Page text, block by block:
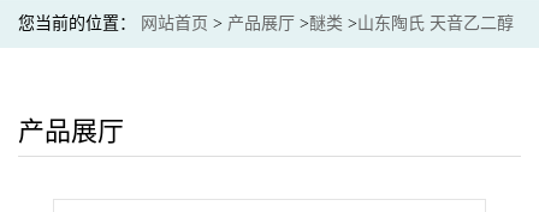
您当前的位置： 网站首页 > 产品展厅 >醚类 >山东陶氏 天音乙二醇
产品展厅